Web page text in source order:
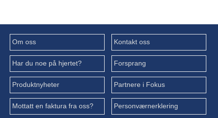
Om oss Kontakt oss
Har du noe på hjertet? Forsprang
Produktnyheter Partnere i Fokus
Mottatt en faktura fra oss? Personværnerklering